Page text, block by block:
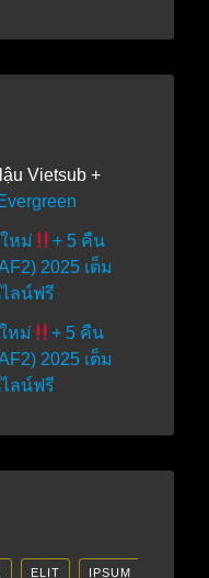
Vietsub +
หม่
+ 5 คืน
2025 เต็ม
ลน์ฟรี
หม่
+ 5 คืน
2025 เต็ม
ลน์ฟรี
ELIT IPSUM